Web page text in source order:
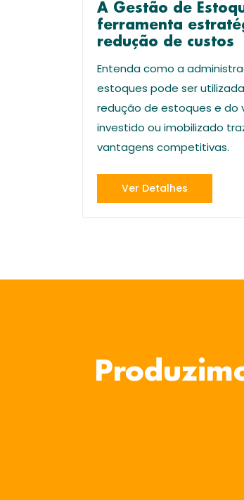
A Gestão de
ferramenta
redução de custos
Entenda como a
estoques pode ser
redução de estoques e do
investido ou imobilizado
vantagens competitivas.
Ver Detalhes